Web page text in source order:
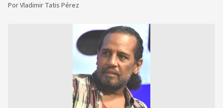
PorVladimir Tatis Pérez